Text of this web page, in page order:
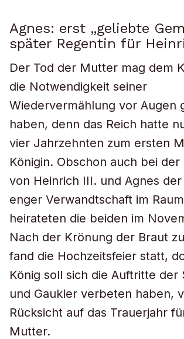
Agnes: erst „geliebte
später Regentin für
Der Tod der Mutter mag dem
die Notwendigkeit seiner
Wiedervermählung vor Augen
haben, denn das Reich hatte
vier Jahrzehnten zum ersten
Königin. Obschon auch bei
von Heinrich III. und Agnes
enger Verwandtschaft im
heirateten die beiden im
Nach der Krönung der Braut
fand die Hochzeitsfeier statt,
König soll sich die Auftritte der
und Gaukler verbeten haben,
Rücksicht auf das Trauerjahr
Mutter.